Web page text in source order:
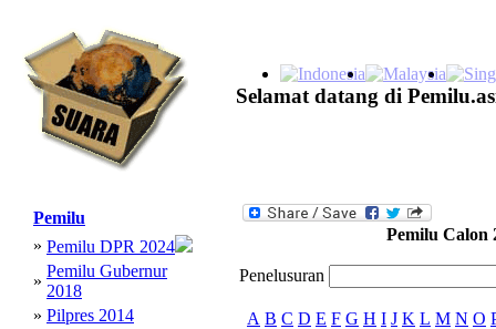
Selamat datang di
Pemilu
» Pemilu DPR 2024
»
Pemilu Gubernur
2018
» Pilpres 2014
Pemilu Calon
Penelusuran
A B C D E F G H I J K L M N O